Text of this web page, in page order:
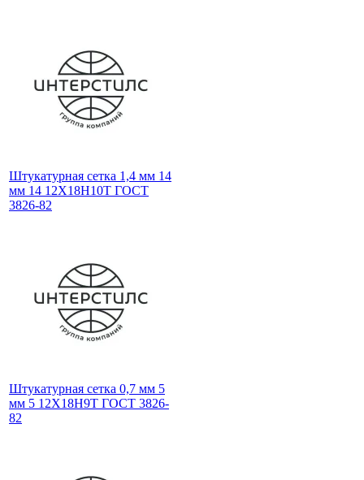
Штукатурная сетка 1,4 мм 14
мм 14 12Х18Н10Т ГОСТ
3826-82
Штукатурная сетка 0,7 мм 5
мм 5 12Х18Н9Т ГОСТ 3826-
82